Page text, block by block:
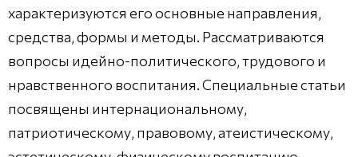
характеризуются его основные направления,
средства, формы и методы. Рассматриваются
вопросы идейно-политического, трудового и
нравственного воспитания. Специальные статьи
посвящены интернациональному,
патриотическому, правовому, атеистическому,